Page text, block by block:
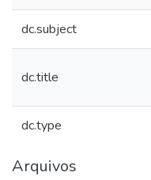
dc.subject
dc.title
dc.type
Arquivos